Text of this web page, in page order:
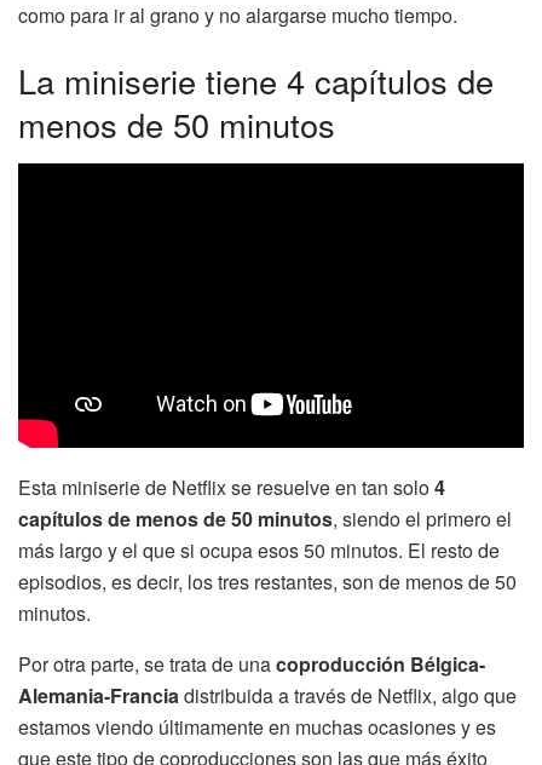
como para ir al grano y no alargarse mucho tiempo.
La miniserie tiene 4 capítulos de
menos de 50 minutos
Esta miniserie de Netflix se resuelve en tan solo4
capítulos de menos de 50 minutos, siendo el primero el
más largo y el que si ocupa esos 50 minutos. El resto de
episodios, es decir, los tres restantes, son de menos de 50
minutos.
Por otra parte, se trata de unacoproducción Bélgica-
Alemania-Franciadistribuida a través de Netflix, algo que
estamos viendo últimamente en muchas ocasiones y es
que este tipo de coproducciones son las que más éxito